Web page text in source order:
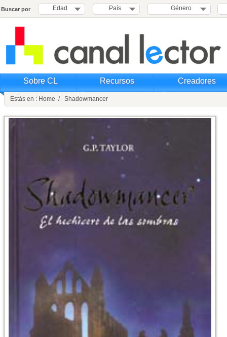
Buscar por Edad País Género
Sobre CL Recursos Creadores
Estás en : Home / Shadowmancer